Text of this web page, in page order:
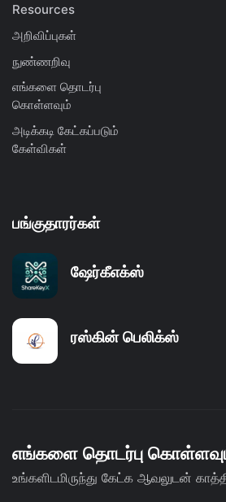
Resources
அறிவிப்புகள்
நுண்ணறிவு
எங்களை தொடர்பு
கொள்ளவும்
அடிக்கடி கேட்கப்படும்
கேள்விகள்
பங்குதாரர்கள்
ஷேர்கீஎக்ஸ்
ரஸ்கின் பெலிக்ஸ்
எங்களை தொடர்பு
உங்களிடமிருந்து கேட்க ஆவலுடன்